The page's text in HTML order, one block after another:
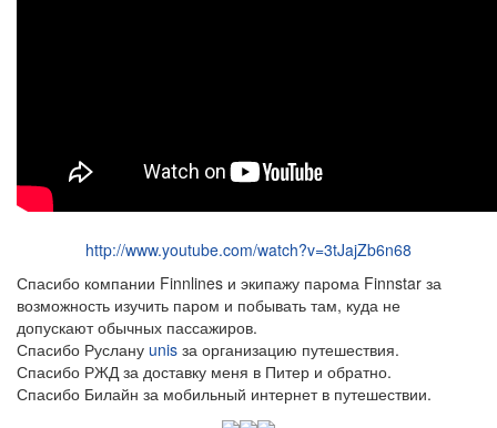
http://www.youtube.com/watch?v=3tJajZb6n68
Спасибо компании Finnlines и экипажу парома Finnstar за
возможность изучить паром и побывать там, куда не
допускают обычных пассажиров.
Спасибо Руслану unis за организацию путешествия.
Спасибо РЖД за доставку меня в Питер и обратно.
Спасибо Билайн за мобильный интернет в путешествии.